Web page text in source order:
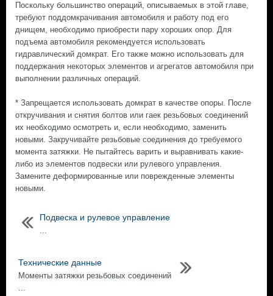
Поскольку большинство операций, описываемых в этой главе,
требуют поддомкрачивания автомобиля и работу под его
днищем, необходимо приобрести пару хороших опор. Для
подъема автомобиля рекомендуется использовать
гидравлический домкрат. Его также можно использовать для
поддержания некоторых элементов и агрегатов автомобиля при
выполнении различных операций.
* Запрещается использовать домкрат в качестве опоры. После
откручивания и снятия болтов или гаек резьбовых соединений
их необходимо осмотреть и, если необходимо, заменить
новыми. Закручивайте резьбовые соединения до требуемого
момента затяжки. Не пытайтесь варить и выравнивать какие-
либо из элементов подвески или рулевого управления.
Замените деформированные или поврежденные элементы
новыми.
Подвеска и рулевое управление
...
Технические данные
Моменты затяжки резьбовых соединений
...